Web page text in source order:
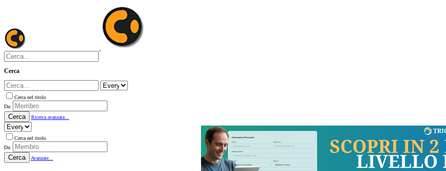
Cerca
Cerca nel titolo
Da:
Cerca Ricerca avanzata...
Cerca nel titolo
Da:
Cerca Avanzate...